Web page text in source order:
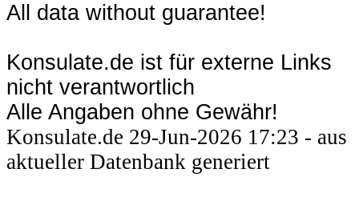
All data without guarantee!
Konsulate.de ist für externe Links
nicht verantwortlich
Alle Angaben ohne Gewähr!
Konsulate.de 29-Jun-2026 17:23 - aus
aktueller Datenbank generiert